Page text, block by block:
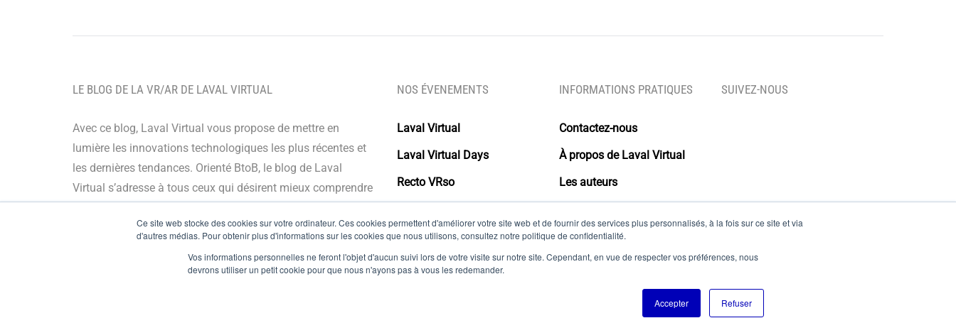
Ce site web stocke des cookies sur votre ordinateur. Ces cookies permettent d'améliorer votre site web et de fournir des services plus personnalisés, à la fois sur ce site et via
d'autres médias. Pour obtenir plus d'informations sur les cookies que nous utilisons, consultez notre politique de confidentialité.
Vos informations personnelles ne feront l'objet d'aucun suivi lors de votre visite sur notre site. Cependant, en vue de respecter vos préférences, nous
devrons utiliser un petit cookie pour que nous n'ayons pas à vous les redemander.
Accepter Refuser
LE BLOG DE LA VR/AR DE LAVAL VIRTUAL
Avec ce blog, Laval Virtual vous propose de mettre en
lumière les innovations technologiques les plus récentes et
les dernières tendances. Orienté BtoB, le blog de Laval
Virtual s’adresse à tous ceux qui désirent mieux comprendre
leur chaîne de valeur ou encore anticiper leurs évolutions.
NOS ÉVENEMENTS
Laval Virtual
Laval Virtual Days
Recto VRso
INFORMATIONS PRATIQUES
Contactez-nous
À propos de Laval Virtual
Les auteurs
Mentions légales
SUIVEZ-NOUS